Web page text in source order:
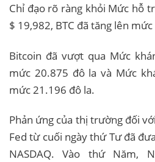
Chỉ đạo rõ ràng khỏi Mức hỗ
$ 19,982, BTC đã tăng lên
Bitcoin đã vượt qua Mức
mức 20.875 đô la và Mức
mức 21.196 đô la.
Phản ứng của thị trường đối
Fed từ cuối ngày thứ Tư đã
NASDAQ. Vào thứ Năm,